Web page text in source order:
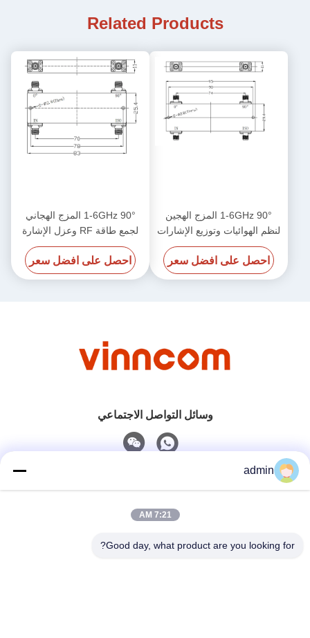
Related Products
1-6GHz 90° المزج الهجين
لنظم الهوائيات وتوزيع الإشارات
احصل على افضل سعر
1-6GHz 90° المزج الهجاني
لجمع طاقة RF وعزل الإشارة
احصل على افضل سعر
وسائل التواصل الاجتماعي
0086-551-65396351
admin
7:21 AM
Good day, what product are you looking for?